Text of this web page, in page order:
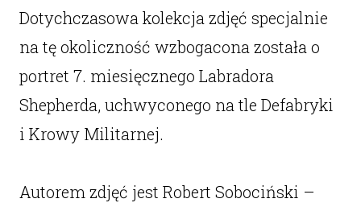
Dotychczasowa kolekcja zdjęć specjalnie
na tę okoliczność wzbogacona została o
portret 7. miesięcznego Labradora
Shepherda, uchwyconego na tle Defabryki
i Krowy Militarnej.
Autorem zdjęć jest Robert Sobociński –